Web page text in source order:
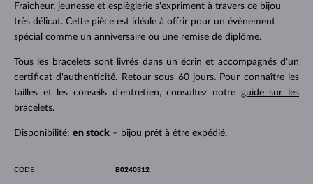
Fraîcheur, jeunesse et espièglerie s'expriment à travers ce bijou
très délicat. Cette pièce est idéale à offrir pour un évènement
spécial comme un anniversaire ou une remise de diplôme.
Tous les bracelets sont livrés dans un écrin et accompagnés d'un
certificat d'authenticité. Retour sous 60 jours. Pour connaître les
tailles et les conseils d'entretien, consultez notre guide sur les
bracelets.
Disponibilité: en stock– bijou prêt à être expédié.
CODE B0240312